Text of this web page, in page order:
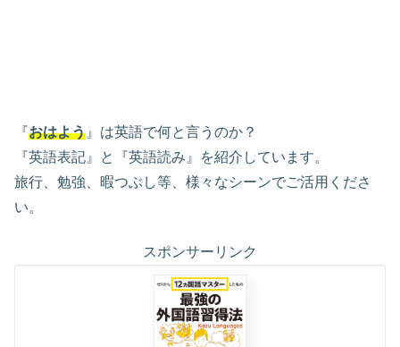
『おはよう 』は英語で何と言うのか？
『英語表記』と『英語読み』を紹介しています。
旅行、勉強、暇つぶし等、様々なシーンでご活用くださ
い。
スポンサーリンク